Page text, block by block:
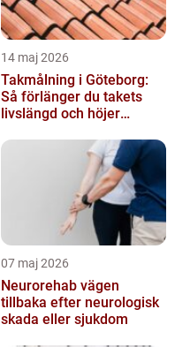
14 maj 2026
Takmålning i Göteborg:
Så förlänger du takets
livslängd och höjer
07 maj 2026
Neurorehab vägen
tillbaka efter neurologisk
skada eller sjukdom